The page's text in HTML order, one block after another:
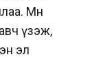
Мөн
үзэж,
эл